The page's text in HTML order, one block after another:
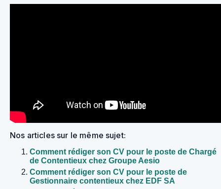
Nos articles sur le même sujet:
Comment rédiger son CV pour le poste de Chargé
de Contentieux chez Groupe Aesio
Comment rédiger son CV pour le poste de
Gestionnaire contentieux chez EDF SA